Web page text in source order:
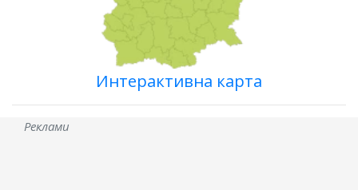
Интерактивна карта
Реклами